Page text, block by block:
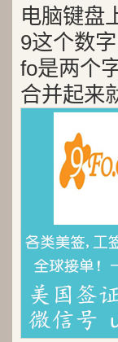
电脑键盘
9这个数
fo是两个
合并起来